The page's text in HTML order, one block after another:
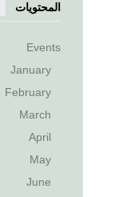
المحتويات
Events
January
February
March
April
May
June